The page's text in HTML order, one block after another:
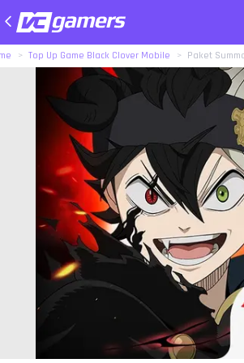
Top Up Game Black Clover Mobile Paket